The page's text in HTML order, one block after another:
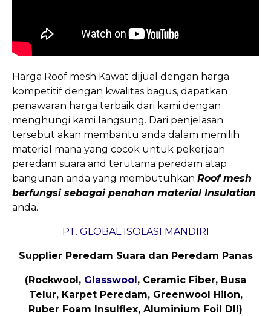
Harga Roof mesh Kawat dijual dengan harga
kompetitif dengan kwalitas bagus, dapatkan
penawaran harga terbaik dari kami dengan
menghungi kami langsung. Dari penjelasan
tersebut akan membantu anda dalam memilih
material mana yang cocok untuk pekerjaan
peredam suara and terutama peredam atap
bangunan anda yang membutuhkan Roof mesh
berfungsi sebagai penahan material Insulation
anda.
PT. GLOBAL ISOLASI MANDIRI
Supplier Peredam Suara dan Peredam Panas
(Rockwool, Glasswool, Ceramic Fiber, Busa
Telur, Karpet Peredam, Greenwool Hilon,
Ruber Foam Insulflex, Aluminium Foil Dll)